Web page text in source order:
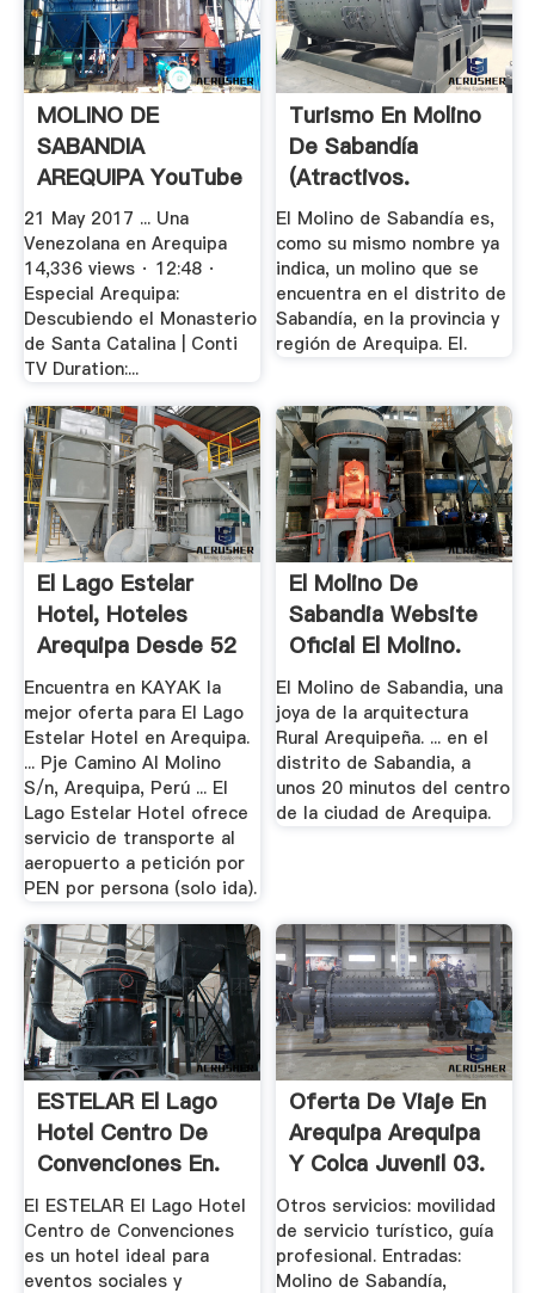
MOLINO DE
SABANDIA
AREQUIPA YouTube
21 May 2017 ... Una
Venezolana en Arequipa
14,336 views · 12:48 ·
Especial Arequipa:
Descubiendo el Monasterio
de Santa Catalina | Conti
TV Duration:...
Turismo En Molino
De Sabandía
(Atractivos.
El Molino de Sabandía es,
como su mismo nombre ya
indica, un molino que se
encuentra en el distrito de
Sabandía, en la provincia y
región de Arequipa. El.
El Lago Estelar
Hotel, Hoteles
Arequipa Desde 52
€ .
Encuentra en KAYAK la
mejor oferta para El Lago
Estelar Hotel en Arequipa.
... Pje Camino Al Molino
S/n, Arequipa, Perú ... El
Lago Estelar Hotel ofrece
servicio de transporte al
aeropuerto a petición por
PEN por persona (solo ida).
El Molino De
Sabandia Website
Oficial El Molino.
El Molino de Sabandia, una
joya de la arquitectura
Rural Arequipeña. ... en el
distrito de Sabandia, a
unos 20 minutos del centro
de la ciudad de Arequipa.
ESTELAR El Lago
Hotel Centro De
Convenciones En.
El ESTELAR El Lago Hotel
Centro de Convenciones
es un hotel ideal para
eventos sociales y
Oferta De Viaje En
Arequipa Arequipa
Y Colca Juvenil 03.
Otros servicios: movilidad
de servicio turístico, guía
profesional. Entradas:
Molino de Sabandía,